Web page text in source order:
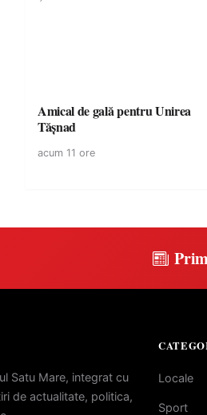
Amical de gală pentru Unirea
Tășnad
acum 11 ore
Satu Mare, integrat cu
de actualitate, politica,
Locale
Sport